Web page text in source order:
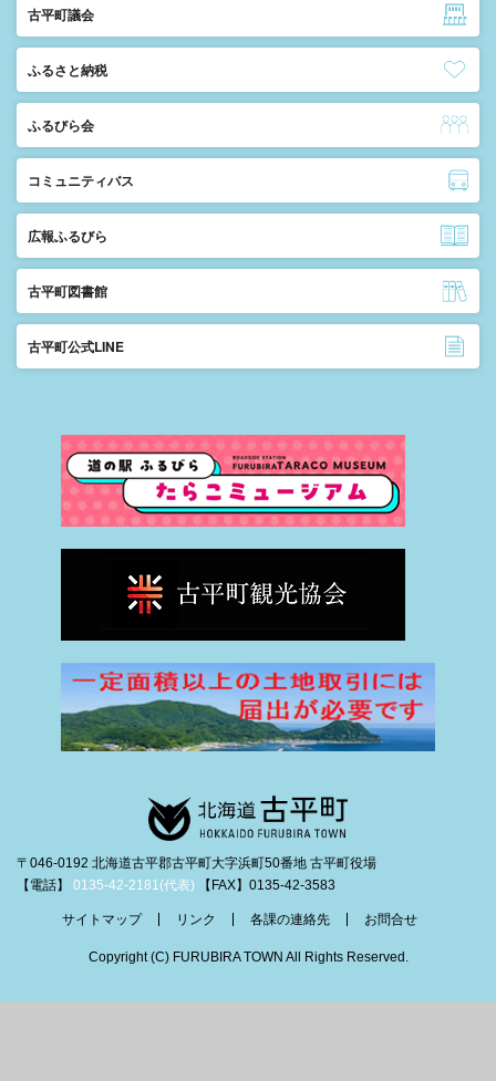
古平町議会
ふるさと納税
ふるびら会
コミュニティバス
広報ふるびら
古平町図書館
古平町公式LINE
〒046-0192 北海道古平郡古平町大字浜町50番地 古平町役場
【電話】 0135-42-2181(代表) 【FAX】0135-42-3583
サイトマップ リンク 各課の連絡先 お問合せ
Copyright (C) FURUBIRA TOWN All Rights Reserved.